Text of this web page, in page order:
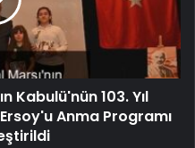
Kabulü'nün 103. Yıl
Anma Programı